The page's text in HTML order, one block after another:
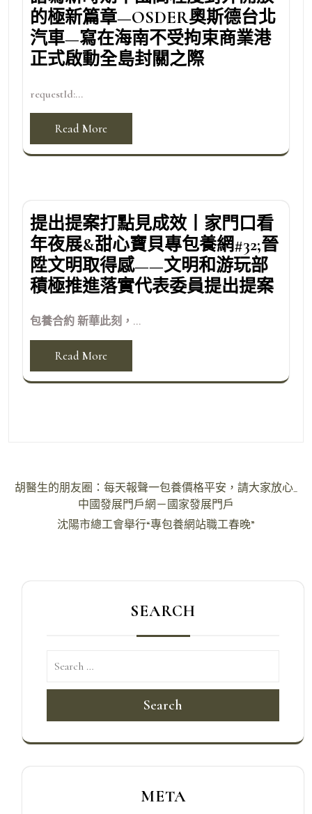
的極新篇章—OSDER奧斯德台北
汽車—寫在海南不受拘束商業港
正式啟動全島封關之際
requestId:...
Read More
提出提案打點見成效丨家門口看
年夜展&甜心寶貝專包養網#32;晉
陞文明取得感——文明和游玩部
積極推進落實代表委員提出提案
包養合約 新華此刻，...
Read More
文
胡醫生的朋友圈：每天報聲一包養價格平安，請大家放心_
中國發展門戶網－國家發展門戶
沈陽市總工會舉行“專包養網站職工春晚”
SEARCH
Search
META